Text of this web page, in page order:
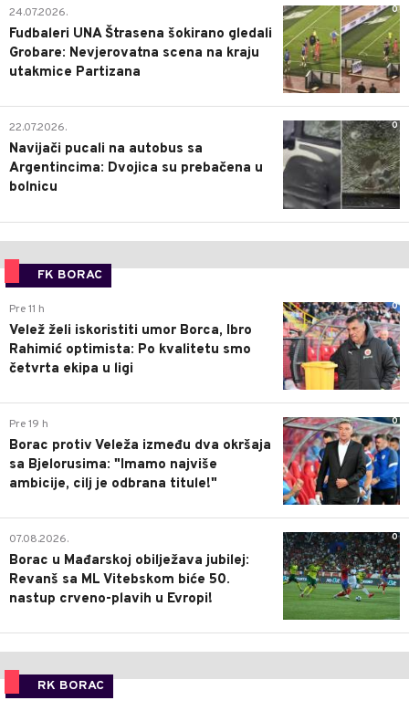
0
24.07.2026.
Fudbaleri UNA Štrasena šokirano gledali
Grobare: Nevjerovatna scena na kraju
utakmice Partizana
0
22.07.2026.
Navijači pucali na autobus sa
Argentincima: Dvojica su prebačena u
bolnicu
FK BORAC
0
Pre 11 h
Velež želi iskoristiti umor Borca, Ibro
Rahimić optimista: Po kvalitetu smo
četvrta ekipa u ligi
0
Pre 19 h
Borac protiv Veleža između dva okršaja
sa Bjelorusima: "Imamo najviše
ambicije, cilj je odbrana titule!"
0
07.08.2026.
Borac u Mađarskoj obilježava jubilej:
Revanš sa ML Vitebskom biće 50.
nastup crveno-plavih u Evropi!
RK BORAC